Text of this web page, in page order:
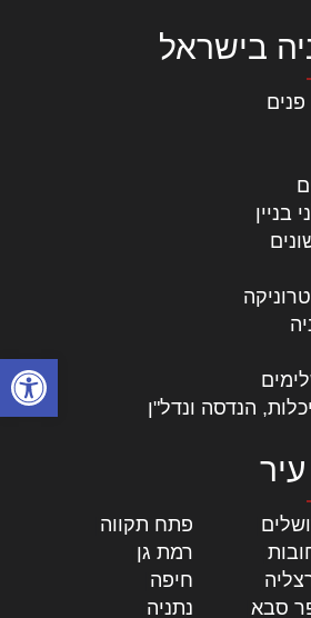
פתח
בישראל
בניין
הנדסה ונדל"ן
פתח תקווה
רמת גן
חיפה
סבא נתניה